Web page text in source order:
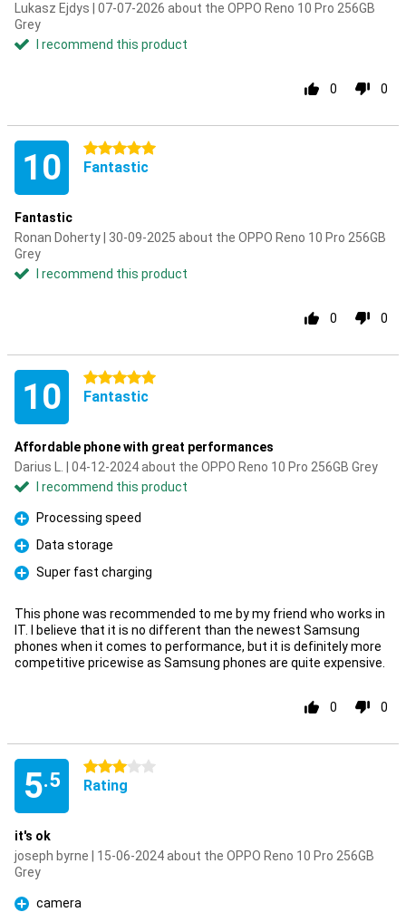
Lukasz Ejdys | 07-07-2026 about the OPPO Reno 10 Pro 256GB
Grey
I recommend this product
0 0
10 5 stars
Fantastic
Fantastic
Ronan Doherty | 30-09-2025 about the OPPO Reno 10 Pro 256GB
Grey
I recommend this product
0 0
10 5 stars
Fantastic
Affordable phone with great performances
Darius L. | 04-12-2024 about the OPPO Reno 10 Pro 256GB Grey
I recommend this product
Pro
Processing speed
Pro
Data storage
Pro
Super fast charging
This phone was recommended to me by my friend who works in
IT. I believe that it is no different than the newest Samsung
phones when it comes to performance, but it is definitely more
competitive pricewise as Samsung phones are quite expensive.
0 0
5.5
3 stars
Rating
it's ok
joseph byrne | 15-06-2024 about the OPPO Reno 10 Pro 256GB
Grey
Pro
camera